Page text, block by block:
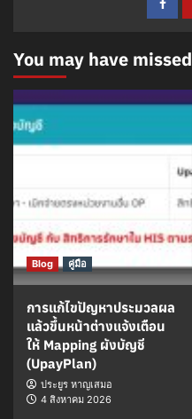
You may have missed
Blog คู่มือ
การแก้ไขปัญหาประมวลผล
แล้วขึ้นหน้าต่างแจ้งเตือน
ให้ Mapping ผังบัญชี
(UpayPlan)
ประยูร หาญเสมอ
4 สิงหาคม 2026